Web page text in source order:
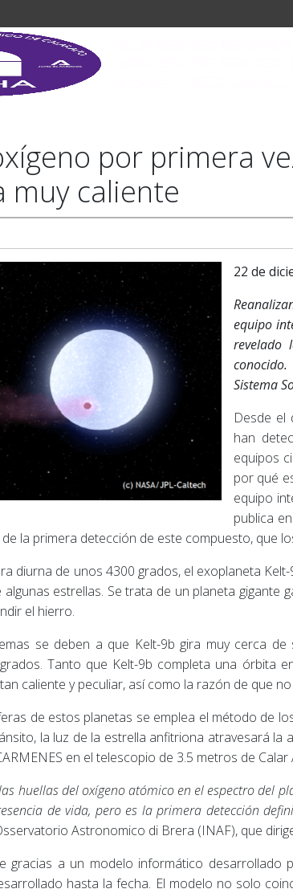
por primera
muy caliente
22 de
equipo
revelado
Sistema
Desde el
han
equipos
por qué
equipo
publica
la primera detección de este compuesto, que
diurna de unos 4300 grados, el exoplaneta
estrellas. Se trata de un planeta
el hierro.
se deben a que Kelt-9b gira muy cerca
Tanto que Kelt-9b completa una órbita
caliente y peculiar, así como la razón de que
de estos planetas se emplea el método de
la luz de la estrella anfitriona atravesará
en el telescopio de 3.5 metros de
huellas del oxígeno atómico en el espectro del
de vida, pero es la primera detección
Astronomico di Brera (INAF), que
gracias a un modelo informático
hasta la fecha. El modelo no solo